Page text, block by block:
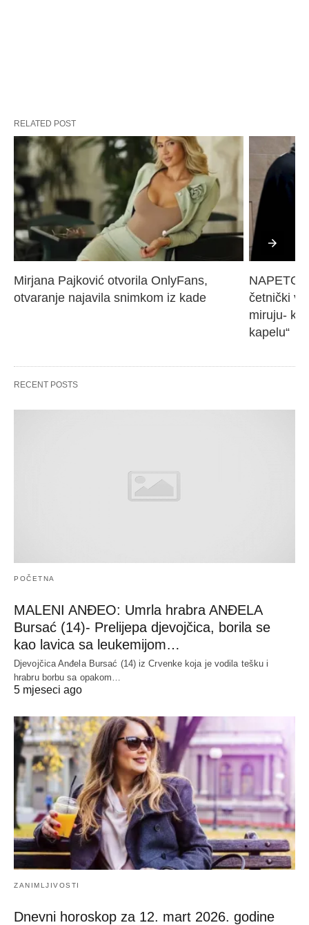
RELATED POST
Mirjana Pajković otvorila OnlyFans,
otvaranje najavila snimkom iz kade
NAPETO
četnički
miruju-
kapelu“
RECENT POSTS
POČETNA
MALENI ANĐEO: Umrla hrabra ANĐELA
Bursać (14)- Prelijepa djevojčica, borila se
kao lavica sa leukemijom…
Djevojčica Anđela Bursać (14) iz Crvenke koja je vodila tešku i
hrabru borbu sa opakom…
5 mjeseci ago
ZANIMLJIVOSTI
Dnevni horoskop za 12. mart 2026. godine